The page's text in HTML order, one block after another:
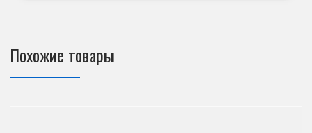
Похожие товары